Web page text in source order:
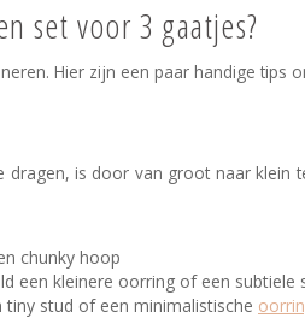
set voor 3 gaatjes?
Hier zijn een paar handige tips
is door van groot naar klein
chunky hoop
een kleinere oorring of een subtiele
stud of een minimalistische